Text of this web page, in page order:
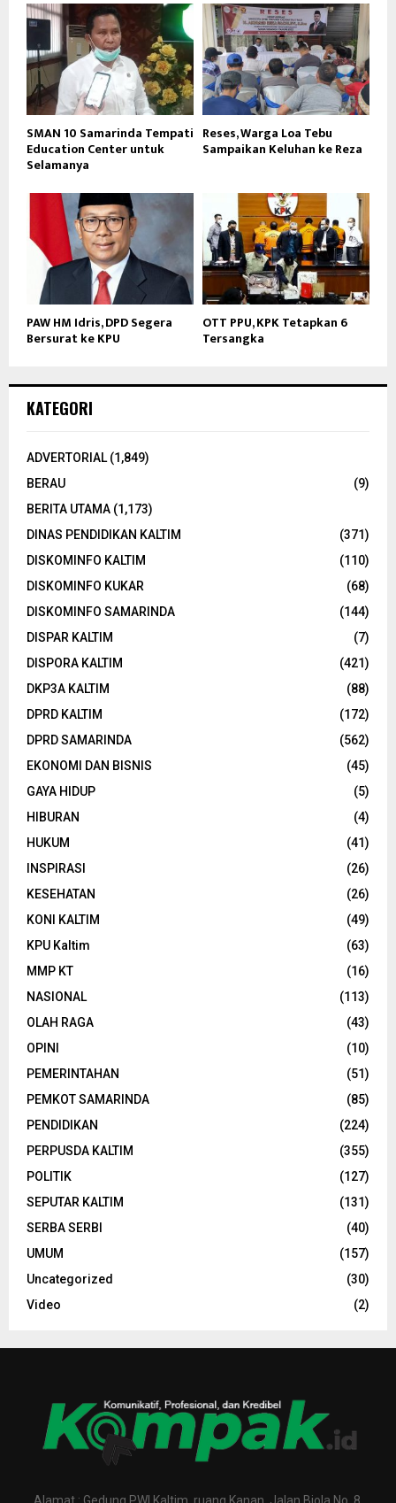
SMAN 10 Samarinda Tempati
Education Center untuk
Selamanya
Reses, Warga Loa Tebu
Sampaikan Keluhan ke Reza
PAW HM Idris, DPD Segera
Bersurat ke KPU
OTT PPU, KPK Tetapkan 6
Tersangka
KATEGORI
ADVERTORIAL (1,849)
BERAU
(9)
BERITA UTAMA (1,173)
DINAS PENDIDIKAN KALTIM
(371)
DISKOMINFO KALTIM
(110)
DISKOMINFO KUKAR
(68)
DISKOMINFO SAMARINDA
(144)
DISPAR KALTIM
(7)
DISPORA KALTIM
(421)
DKP3A KALTIM
(88)
DPRD KALTIM
(172)
DPRD SAMARINDA
(562)
EKONOMI DAN BISNIS
(45)
GAYA HIDUP
(5)
HIBURAN
(4)
HUKUM
(41)
INSPIRASI
(26)
KESEHATAN
(26)
KONI KALTIM
(49)
KPU Kaltim
(63)
MMP KT
(16)
NASIONAL
(113)
OLAH RAGA
(43)
OPINI
(10)
PEMERINTAHAN
(51)
PEMKOT SAMARINDA
(85)
PENDIDIKAN
(224)
PERPUSDA KALTIM
(355)
POLITIK
(127)
SEPUTAR KALTIM
(131)
SERBA SERBI
(40)
UMUM
(157)
Uncategorized
(30)
Video
(2)
Alamat : Gedung PWI Kaltim, ruang Kanan, Jalan Biola No. 8,